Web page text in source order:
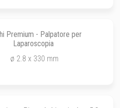
Premium - Palpatore per
Laparoscopia
ø 2.8 x 330 mm